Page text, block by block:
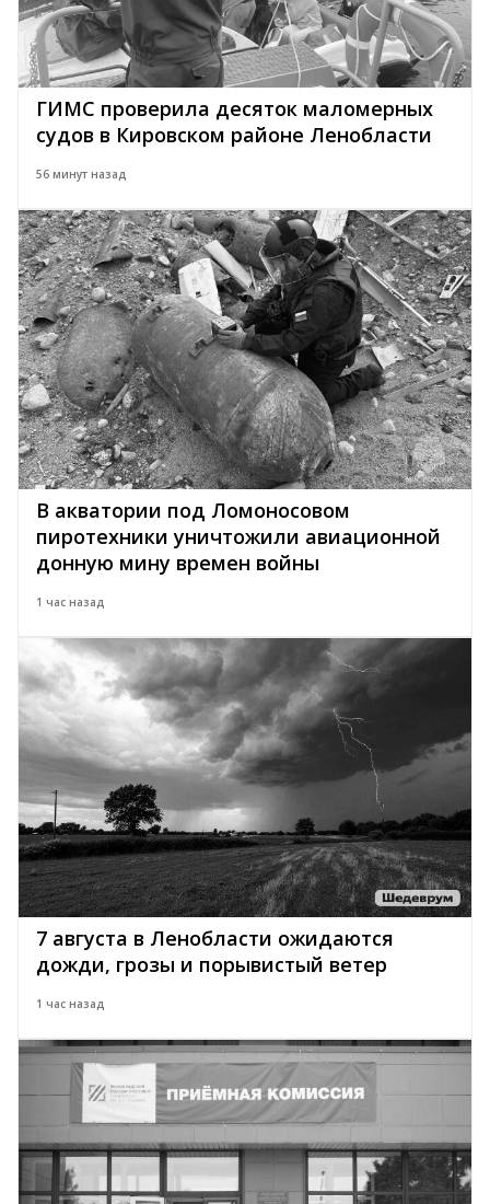
ГИМС проверила десяток маломерных
судов в Кировском районе Ленобласти
56 минут назад
В акватории под Ломоносовом
пиротехники уничтожили авиационной
донную мину времен войны
1 час назад
7 августа в Ленобласти ожидаются
дожди, грозы и порывистый ветер
1 час назад